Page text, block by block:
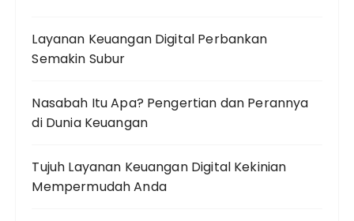
Layanan Keuangan Digital Perbankan
Semakin Subur
Nasabah Itu Apa? Pengertian dan Perannya
di Dunia Keuangan
Tujuh Layanan Keuangan Digital Kekinian
Mempermudah Anda